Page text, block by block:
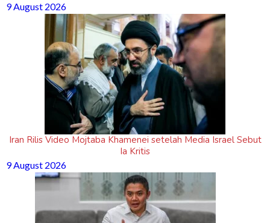
9 August 2026
Iran Rilis Video Mojtaba Khamenei setelah Media Israel Sebut
Ia Kritis
9 August 2026